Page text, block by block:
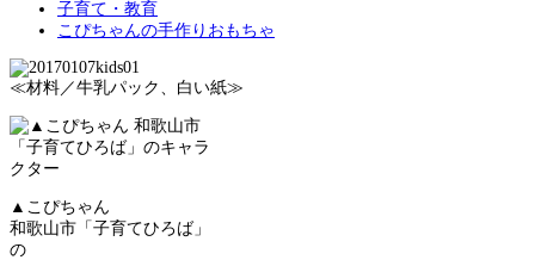
子育て・教育
こぴちゃんの手作りおもちゃ
≪材料／牛乳パック、白い紙≫
▲こぴちゃん
和歌山市「子育てひろば」
の